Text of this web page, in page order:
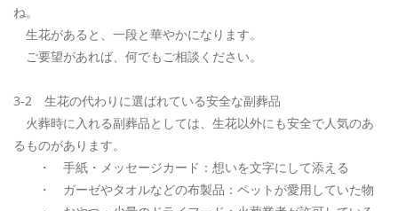
ね。
生花があると、一段と華やかになります。
ご要望があれば、何でもご相談ください。
3-2 生花の代わりに選ばれている安全な副葬品
火葬時に入れる副葬品としては、生花以外にも安全で人気のあ
るものがあります。
・ 手紙・メッセージカード：想いを文字にして添える
・ ガーゼやタオルなどの布製品：ペットが愛用していた物